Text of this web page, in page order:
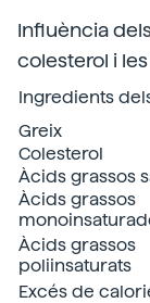
Influència
colesterol i
Ingredients
Greix
Colesterol
Àcids grassos
Àcids grassos
Àcids grassos
poliinsaturats
Excés de